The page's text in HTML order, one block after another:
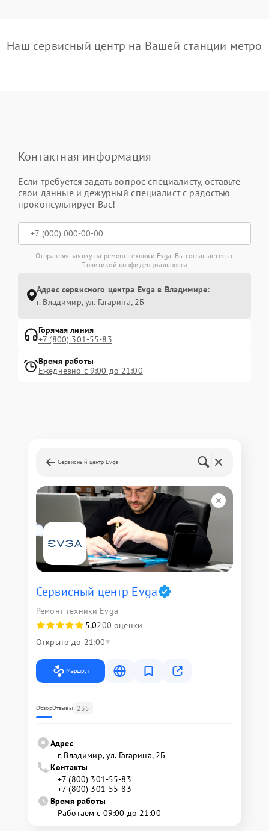
Наш сервисный центр на Вашей станции метро
Контактная информация
Если требуется задать вопрос специалисту, оставьте
свои данные и дежурный специалист с радостью
проконсультирует Вас!
Отправляя заявку на ремонт техники Evga, Вы соглашаетесь с
Политикой конфиденциальности
Адрес сервисного центра Evga в Владимире:
г. Владимир, ул. Гагарина, 2Б
Горячая линия
+7 (800) 301-55-83
Время работы
Ежедневно с 9:00 до 21:00
Сервисный центр Evga
Сервисный центр Evga
Ремонт техники Evga
5,0200 оценки
Открыто до 21:00
Маршрут
ОбзорОтзывы 235
Адрес
г. Владимир, ул. Гагарина, 2Б
Контакты
+7 (800) 301-55-83
+7 (800) 301-55-83
Время работы
Работаем с 09:00 до 21:00